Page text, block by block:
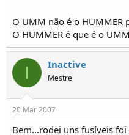
O UMM não é o HUMMER
O HUMMER é que é o
I Inactive
Mestre
20 Mar 2007
Bem...rodei uns fusíveis foi